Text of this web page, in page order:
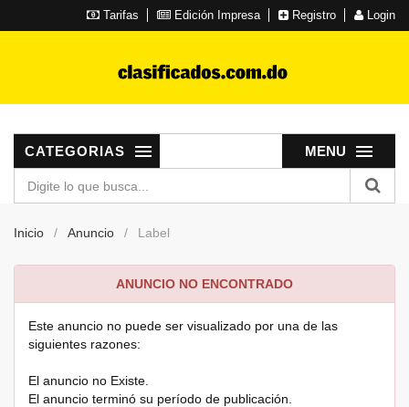
Tarifas Edición Impresa Registro Login
MENU
CATEGORIAS
Inicio Anuncio Label
ANUNCIO NO ENCONTRADO
Este anuncio no puede ser visualizado por una de las
siguientes razones:
El anuncio no Existe.
El anuncio terminó su período de publicación.